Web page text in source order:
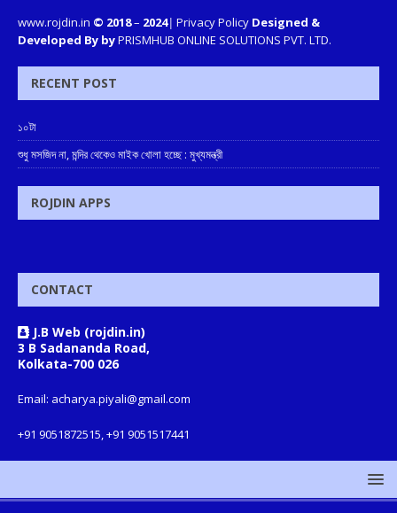
www.rojdin.in © 2018– 2024| Privacy Policy Designed &
Developed By byPRISMHUB ONLINE SOLUTIONS PVT. LTD.
RECENT POST
১০টা
শুধু মসজিদ না, মন্দির থেকেও মাইক খোলা হচ্ছে : মুখ্যমন্ত্রী
ROJDIN APPS
CONTACT
J.B Web (rojdin.in)
3 B Sadananda Road,
Kolkata-700 026
Email: acharya.piyali@gmail.com
+91 9051872515, +91 9051517441